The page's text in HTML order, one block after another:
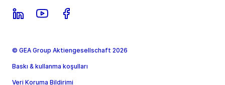
© GEA Group Aktiengesellschaft 2026
Baskı & kullanma koşulları
Veri Koruma Bildirimi